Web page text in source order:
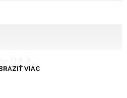
U.S.A.
VIAC